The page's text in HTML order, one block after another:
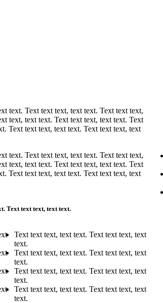
text. Text text text, text text. Text text text,
text, text text. Text text text, text text. Text
Text text text, text text. Text text text, text
text. Text text text, text text. Text text text,
text, text text. Text text text, text text. Text
Text text text, text text. Text text text, text
Text text text, text text.
Text text text, text text. Text text text, text
text.
Text text text, text text. Text text text, text
text.
Text text text, text text. Text text text, text
text.
Text text text, text text. Text text text, text
text.